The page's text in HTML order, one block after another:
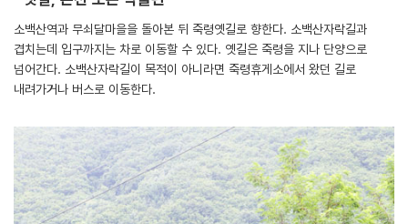
소백산역과 무쇠달마을을 돌아본 뒤 죽령옛길로 향한다. 소백산자락길과
겹치는데 입구까지는 차로 이동할 수 있다. 옛길은 죽령을 지나 단양으로
넘어간다. 소백산자락길이 목적이 아니라면 죽령휴게소에서 왔던 길로
내려가거나 버스로 이동한다.